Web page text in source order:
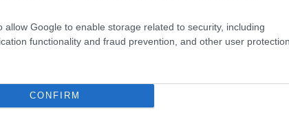
allow Google to enable storage related to security, including
functionality and fraud prevention, and other user protection.
CONFIRM